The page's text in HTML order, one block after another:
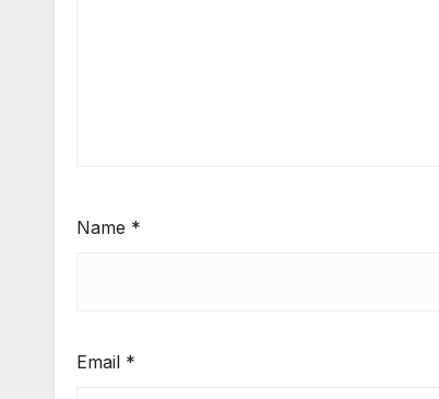
Name *
Email *